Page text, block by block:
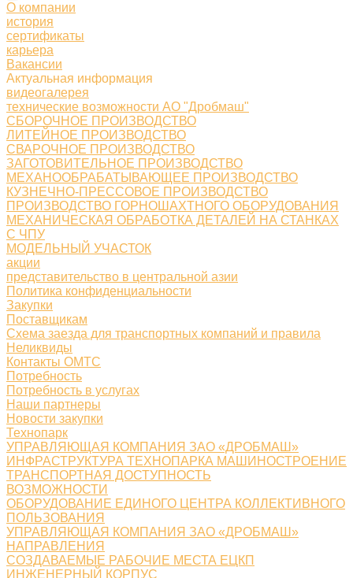
О компании
история
сертификаты
карьера
Вакансии
Актуальная информация
видеогалерея
технические возможности АО "Дробмаш"
СБОРОЧНОЕ ПРОИЗВОДСТВО
ЛИТЕЙНОЕ ПРОИЗВОДСТВО
СВАРОЧНОЕ ПРОИЗВОДСТВО
ЗАГОТОВИТЕЛЬНОЕ ПРОИЗВОДСТВО
МЕХАНООБРАБАТЫВАЮЩЕЕ ПРОИЗВОДСТВО
КУЗНЕЧНО-ПРЕССОВОЕ ПРОИЗВОДСТВО
ПРОИЗВОДСТВО ГОРНОШАХТНОГО ОБОРУДОВАНИЯ
МЕХАНИЧЕСКАЯ ОБРАБОТКА ДЕТАЛЕЙ НА СТАНКАХ
С ЧПУ
МОДЕЛЬНЫЙ УЧАСТОК
акции
представительство в центральной азии
Политика конфиденциальности
Закупки
Поставщикам
Схема заезда для транспортных компаний и правила
Неликвиды
Контакты ОМТС
Потребность
Потребность в услугах
Наши партнеры
Новости закупки
Технопарк
УПРАВЛЯЮЩАЯ КОМПАНИЯ ЗАО «ДРОБМАШ»
ИНФРАСТРУКТУРА ТЕХНОПАРКА МАШИНОСТРОЕНИЕ
ТРАНСПОРТНАЯ ДОСТУПНОСТЬ
ВОЗМОЖНОСТИ
ОБОРУДОВАНИЕ ЕДИНОГО ЦЕНТРА КОЛЛЕКТИВНОГО
ПОЛЬЗОВАНИЯ
УПРАВЛЯЮЩАЯ КОМПАНИЯ ЗАО «ДРОБМАШ»
НАПРАВЛЕНИЯ
СОЗДАВАЕМЫЕ РАБОЧИЕ МЕСТА ЕЦКП
ИНЖЕНЕРНЫЙ КОРПУС